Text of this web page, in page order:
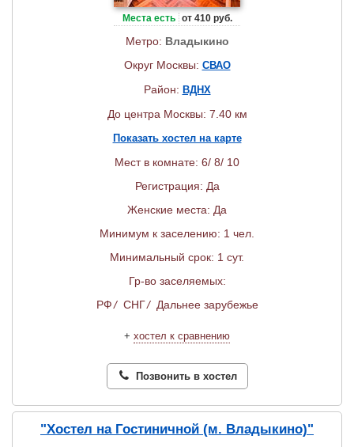
Места есть от 410 руб.
Метро: Владыкино
Округ Москвы: СВАО
Район: ВДНХ
До центра Москвы: 7.40 км
Показать хостел на карте
Мест в комнате: 6/ 8/ 10
Регистрация: Да
Женские места: Да
Минимум к заселению: 1 чел.
Минимальный срок: 1 сут.
Гр-во заселяемых:
РФ/ СНГ/ Дальнее зарубежье
+ хостел к сравнению
Позвонить в хостел
"Хостел на Гостиничной (м. Владыкино)"